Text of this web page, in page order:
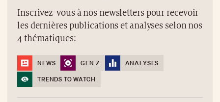
Inscrivez-vous à nos newsletters pour recevoir
les dernières publications et analyses selon nos
4 thématiques:
NEWS GEN Z
ANALYSES
TRENDS TO WATCH